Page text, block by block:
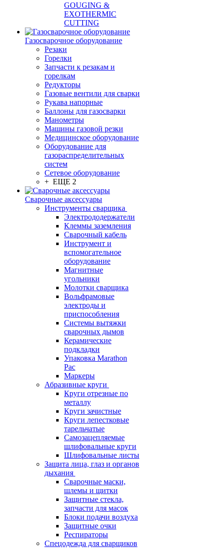
GOUGING &
EXOTHERMIC
CUTTING
Газосварочное оборудование
Резаки
Горелки
Запчасти к резакам и
горелкам
Редукторы
Газовые вентили для сварки
Рукава напорные
Баллоны для газосварки
Манометры
Машины газовой резки
Медицинское оборудование
Оборудование для
газораспределительных
систем
Сетевое оборудование
+ ЕЩЕ 2
Сварочные аксессуары
Инструменты сварщика
Электрододержатели
Клеммы заземления
Сварочный кабель
Инструмент и
вспомогательное
оборудование
Магнитные
угольники
Молотки сварщика
Вольфрамовые
электроды и
приспособления
Системы вытяжки
сварочных дымов
Керамические
подкладки
Упаковка Marathon
Pac
Маркеры
Абразивные круги
Круги отрезные по
металлу
Круги зачистные
Круги лепестковые
тарельчатые
Самозацепляемые
шлифовальные круги
Шлифовальные листы
Защита лица, глаз и органов
дыхания
Сварочные маски,
шлемы и щитки
Защитные стекла,
запчасти для масок
Блоки подачи воздуха
Защитные очки
Респираторы
Спецодежда для сварщиков